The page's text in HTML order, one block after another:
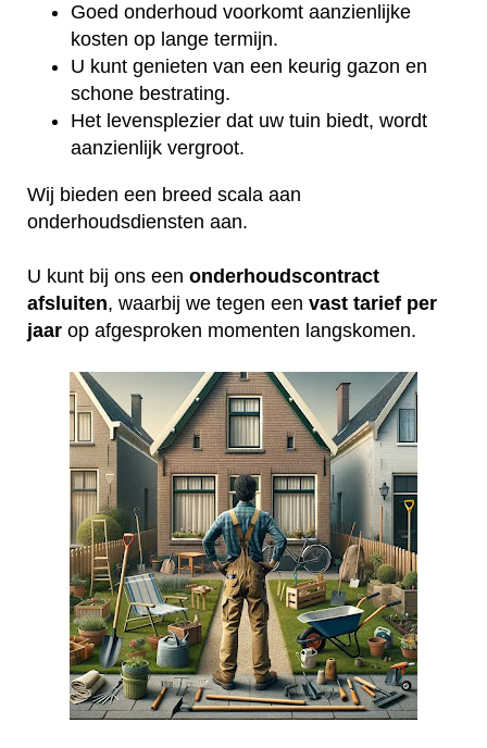
Goed onderhoud voorkomt aanzienlijke
kosten op lange termijn.
U kunt genieten van een keurig gazon en
schone bestrating.
Het levensplezier dat uw tuin biedt, wordt
aanzienlijk vergroot.
Wij bieden een breed scala aan
onderhoudsdiensten aan.
U kunt bij ons een onderhoudscontract
afsluiten, waarbij we tegen een vast tarief per
jaar op afgesproken momenten langskomen.